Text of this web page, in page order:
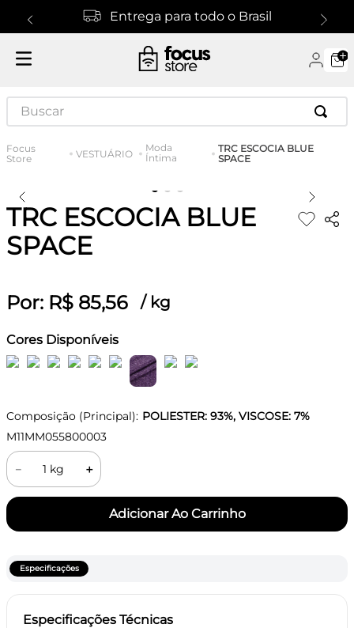
Entrega para todo o Brasil
Buscar
VESTUÁRIO
Moda
Íntima
TRC ESCOCIA BLUE
SPACE
TRC ESCOCIA BLUE
SPACE
Por: R$ 85,56 / kg
Cores Disponíveis
Composição (Principal): POLIESTER: 93%, VISCOSE: 7%
M11MM055800003
＋
－
Especificações
Especificações Técnicas